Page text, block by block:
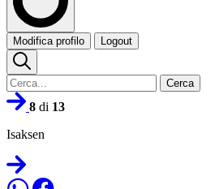
Modifica profilo Logout
Cerca
8 di 13
Isaksen